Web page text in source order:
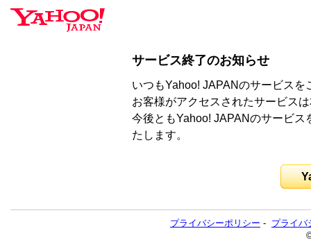
サービス終了のお知らせ
いつもYahoo! JAPANのサービス
お客様がアクセスされたサービス
今後ともYahoo! JAPANのサービ
たします。
プライバシーポリシー - プライバ